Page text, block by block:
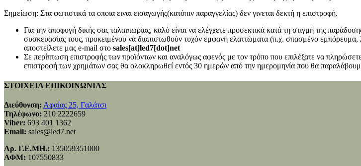
Σημείωση: Στα φωτιστικά τα οποια ειναι εισαγωγής(κατόπιν παραγγελίας) δεν γινεται δεκτή η επιστροφή.
Για την αποφυγή δικής σας ταλαιπωρίας, καλό είναι να ελέγχετε προσεκτικά κατά τη στιγμή της
συσκευασίας τους, προκειμένου να διαπιστωθούν τυχόν εμφανή ελαττώματα (π.χ. σπασμένο εμπόρευμα,
αποστείλετε μας e-mail στο sales[at]led7[dot]net
Σε περίπτωση επιστροφής των προϊόντων και αναλόγως αφενός με τον τρόπο που επιλέξατε να
επιστροφή των χρημάτων σας θα ολοκληρωθεί εντός 30 ημερών από την ημερομηνία που θα
ΣΤΟΙΧΕΙΑ ΕΠΙΚΟΙΝΩΝΙΑΣ
Διεύθυνση: Αφαίας 25, Γαλάτσι
Τηλέφωνο: 210 2222659
Viber: 693 401 1362
Email: sales@led7.net
Αρ. Γ.Ε.ΜΗ.: 135059351000
ΑΦΜ: 107550833